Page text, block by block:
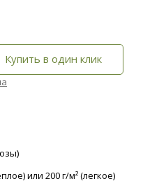
Купить в один клик
или 200 г/м² (легкое)